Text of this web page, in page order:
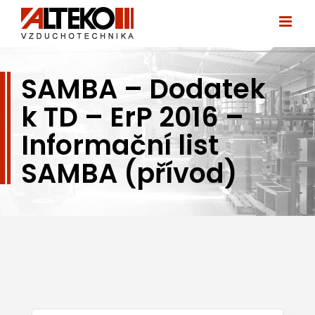
Přeskočit
SAMBA – Dodatek
k TD – ErP 2016 –
Informační list
SAMBA (přívod)